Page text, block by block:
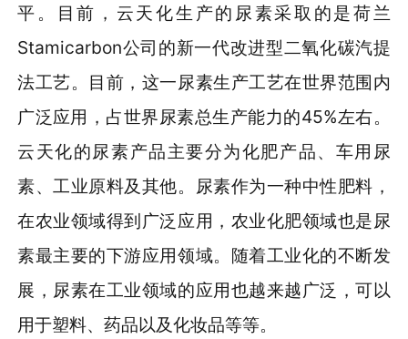
平。目前，云天化生产的尿素采取的是荷兰
Stamicarbon公司的新一代改进型二氧化碳汽提
法工艺。目前，这一尿素生产工艺在世界范围内
广泛应用，占世界尿素总生产能力的45%左右。
云天化的尿素产品主要分为化肥产品、车用尿
素、工业原料及其他。尿素作为一种中性肥料，
在农业领域得到广泛应用，农业化肥领域也是尿
素最主要的下游应用领域。随着工业化的不断发
展，尿素在工业领域的应用也越来越广泛，可以
用于塑料、药品以及化妆品等等。